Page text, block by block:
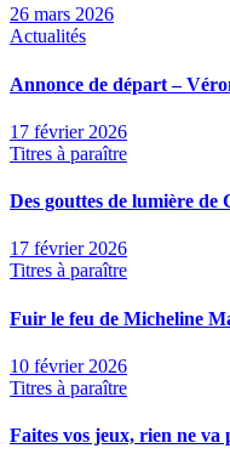
26 mars 2026
Actualités
Annonce de départ –
17 février 2026
Titres à paraître
Des gouttes de lumière de
17 février 2026
Titres à paraître
Fuir le feu de Micheline
10 février 2026
Titres à paraître
Faites vos jeux, rien ne